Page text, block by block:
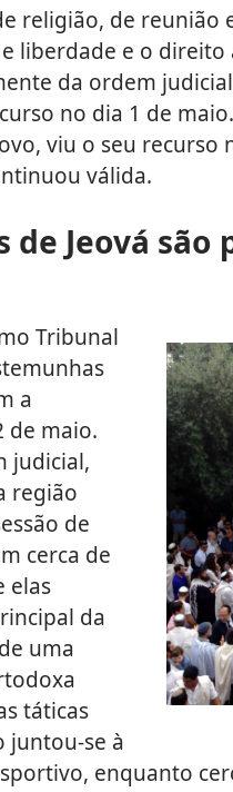
religião, de reunião
liberdade e o direito
da ordem
no dia 1 de
viu o seu recurso
válida.
de Jeová
Tribunal
a
de maio.
judicial,
região
de
cerca de
elas
da
uma
táticas
juntou-se à
enquanto